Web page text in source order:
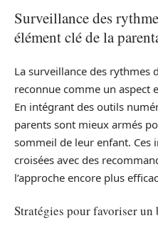
Surveillance des
élément clé de la
La surveillance des rythmes
reconnue comme un aspect
En intégrant des outils
parents sont mieux armés
sommeil de leur enfant.
croisées avec des
l’approche encore plus
Stratégies pour favoriser un